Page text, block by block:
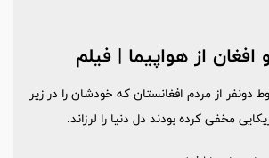
از هواپیما | فیلم
از مردم افغانستان که خودشان را در زیر
مخفی کرده بودند دل دنیا را لرزاند.